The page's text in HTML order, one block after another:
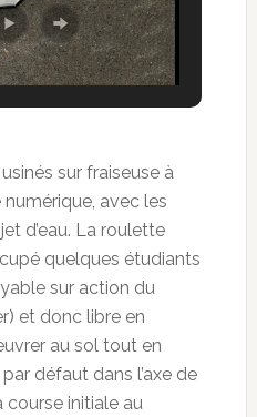
sur fraiseuse à
avec les
d’eau. La roulette
quelques étudiants
sur action du
et donc libre en
au sol tout en
défaut dans l’axe de
course initiale au